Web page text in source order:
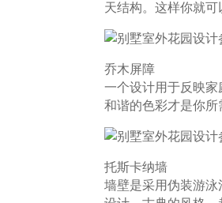
天结构。这样你就可
乔木屏障
一个设计用于反映
和谐的色彩才是你所
托斯卡纳墙
墙壁是采用伪装游